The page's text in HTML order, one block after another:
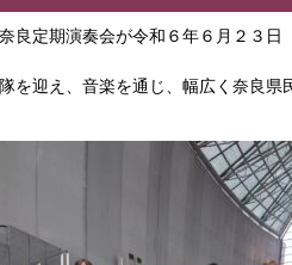
良定期演奏会が令和６年６月２３
を迎え、音楽を通じ、幅広く奈良